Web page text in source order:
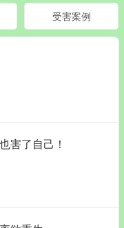
受害案例
害了自己！